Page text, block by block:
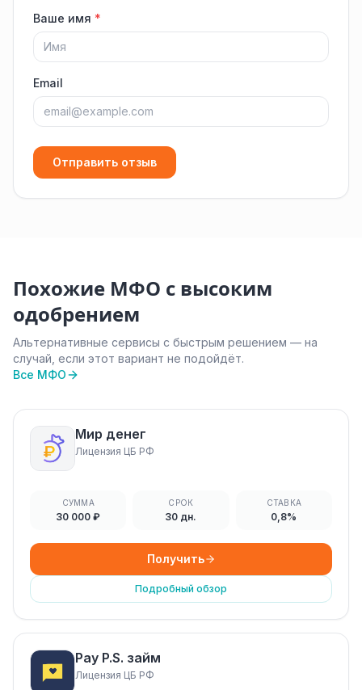
Ваше имя *
Email
Отправить отзыв
Похожие МФО с высоким
одобрением
Альтернативные сервисы с быстрым решением — на
случай, если этот вариант не подойдёт.
Все МФО
Мир денег
Лицензия ЦБ РФ
СУММА
30 000 ₽
СРОК
30 дн.
СТАВКА
0,8%
Получить
Подробный обзор
Pay P.S. займ
Лицензия ЦБ РФ